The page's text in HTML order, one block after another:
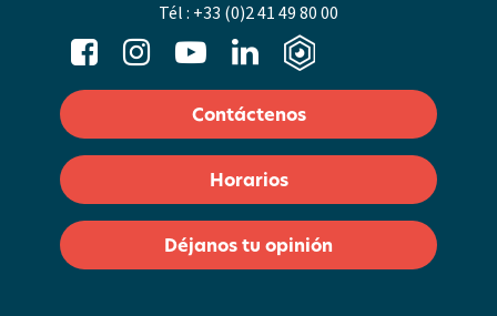
Tél : +33 (0)2 41 49 80 00
Contáctenos
Horarios
Déjanos tu opinión